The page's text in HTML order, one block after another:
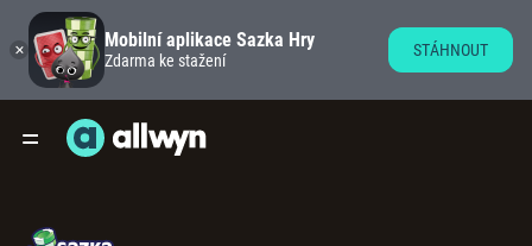
Mobilní aplikace Sazka Hry
Zdarma ke stažení
STÁHNOUT